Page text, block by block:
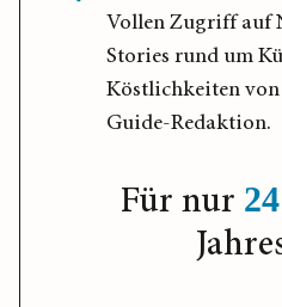
Vollen Zugriff auf
Stories rund um
Köstlichkeiten von
Guide-Redaktion.
Für nur